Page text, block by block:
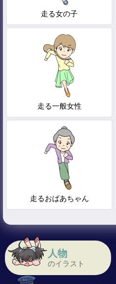
人物
のイラスト
走る女の子
走る一般女性
走るおばあちゃん